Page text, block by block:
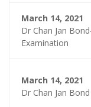
March 14, 2021
Dr Chan Jan
Examination
March 14, 2021
Dr Chan Jan